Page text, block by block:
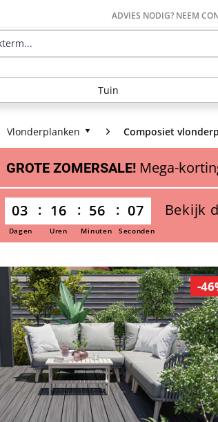
ADVIES NODIG? NEEM
Tuin
Vlonderplanken Composiet
GROTE ZOMERSALE! Mega-
03 16 56 06
Dagen Uren Minuten Seconden
Bekijk
-